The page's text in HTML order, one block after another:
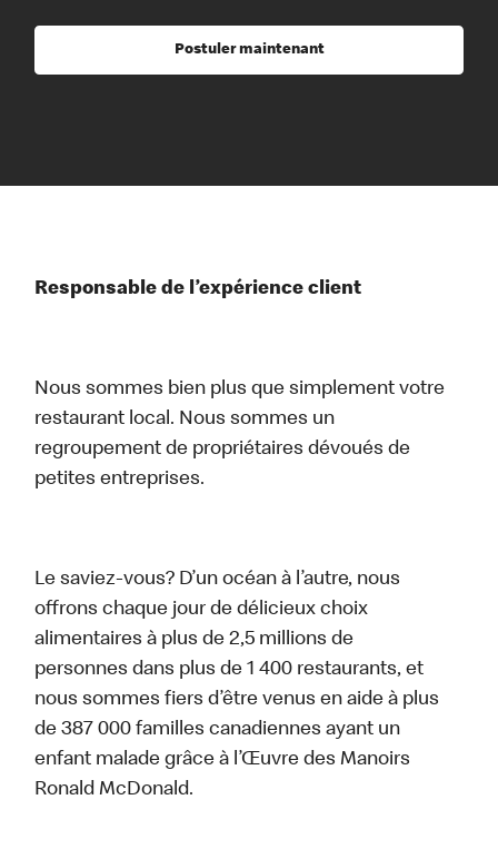
Postuler maintenant
Responsable de l’expérience client
Nous sommes bien plus que simplement votre
restaurant local. Nous sommes un
regroupement de propriétaires dévoués de
petites entreprises.
Le saviez-vous? D’un océan à l’autre, nous
offrons chaque jour de délicieux choix
alimentaires à plus de 2,5 millions de
personnes dans plus de 1 400 restaurants, et
nous sommes fiers d’être venus en aide à plus
de 387 000 familles canadiennes ayant un
enfant malade grâce à l’Œuvre des Manoirs
Ronald McDonald.